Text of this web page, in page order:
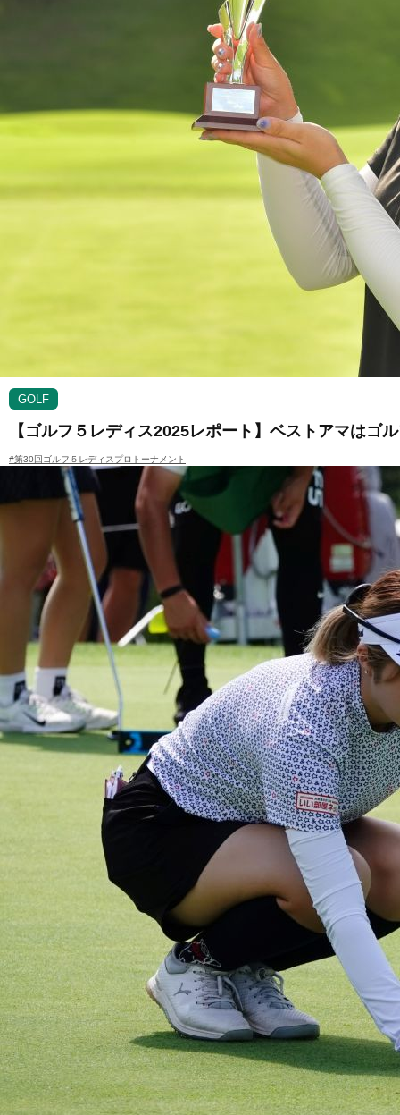
GOLF
【ゴルフ５レディス2025レポート】ベストアマはゴ
#第30回ゴルフ５レディスプロトーナメント